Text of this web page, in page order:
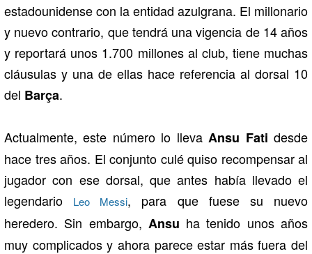
estadounidense con la entidad azulgrana. El millonario
y nuevo contrario, que tendrá una vigencia de 14 años
y reportará unos 1.700 millones al club, tiene muchas
cláusulas y una de ellas hace referencia al dorsal 10
del Barça.
Actualmente, este número lo lleva Ansu Fatidesde
hace tres años. El conjunto culé quiso recompensar al
jugador con ese dorsal, que antes había llevado el
legendario
Leo Messi, para que fuese su nuevo
heredero. Sin embargo, Ansu ha tenido unos años
muy complicados y ahora parece estar más fuera del